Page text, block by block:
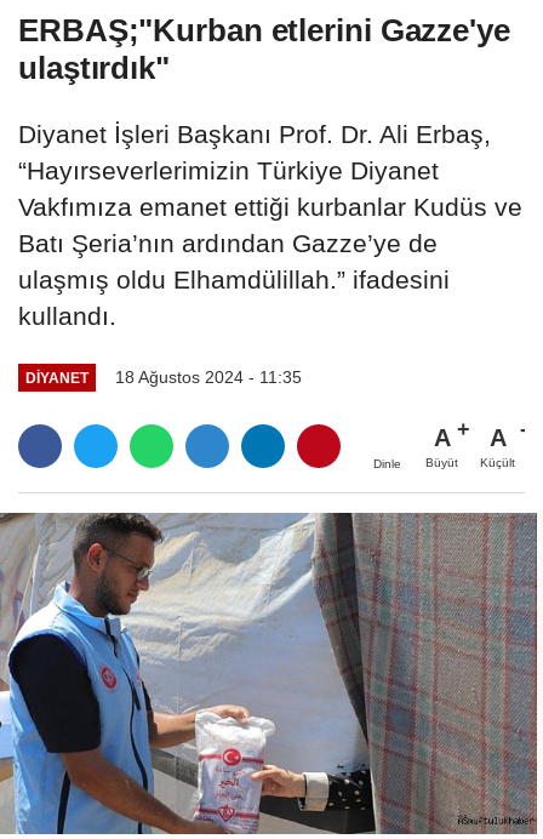
ERBAŞ;"Kurban etlerini Gazze'ye
ulaştırdık"
Diyanet İşleri Başkanı Prof. Dr. Ali Erbaş,
“Hayırseverlerimizin Türkiye Diyanet
Vakfımıza emanet ettiği kurbanlar Kudüs ve
Batı Şeria’nın ardından Gazze’ye de
ulaşmış oldu Elhamdülillah.” ifadesini
kullandı.
DİYANET 18 Ağustos 2024 - 11:35
Dinle
A
Büyüt
A
Küçült